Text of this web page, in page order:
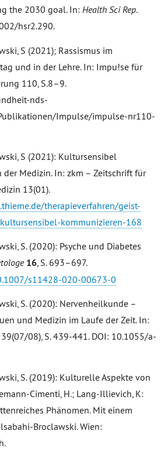
the 2030 goal. In: Health Sci Rep.
hsr2.290.
S (2021); Rassismus im
und in der Lehre. In: Impu!se für
110, S.8–9.
nds-
Impulse/impulse-nr110-
S (2021): Kultursensibel
Medizin. In: zkm – Zeitschrift für
13(01).
therapieverfahren/geist-
kommunizieren-168
S. (2020): Psyche und Diabetes
16, S. 693–697.
s11428-020-00673-0
S. (2020): Nervenheilkunde –
und Medizin im Laufe der Zeit. In:
08), S. 439-441. DOI: 10.1055/a-
S. (2019): Kulturelle Aspekte von
Cimenti, H.; Lang-Illievich, K:
Phänomen. Mit einem
Broclawski. Wien: